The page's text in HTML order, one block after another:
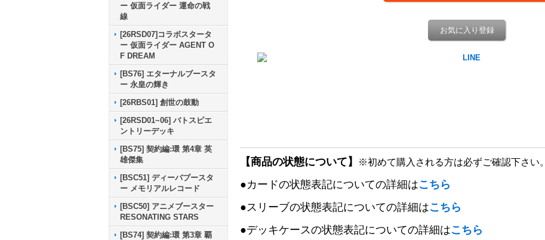
ー 仮面ライダー 運命の戦
線
[26RSD07]コラボスタータ
ー 仮面ライダー AGENT O
F DREAM
[BS76] エターナルブースタ
ー 永皇の輝き
[26RBS01] 創世の鼓動
[26RSD01~06] バトスピエ
ントリーデッキ
[BS75] 契約編:環 第4章 英
雄傑集
[BSC51] ディーバブースタ
ー メモリアルレコード
[BSC50] アニメブースター
RESONATING STARS
[BS74] 契約編:環 第3章 覇
お気に入り登録
【商品の状態について】 ※初めて購入される方は必ずご確認下さい。
●カードの状態表記についての詳細はこちら
●スリーブの状態表記についての詳細はこちら
●デッキケースの状態表記についての詳細はこちら